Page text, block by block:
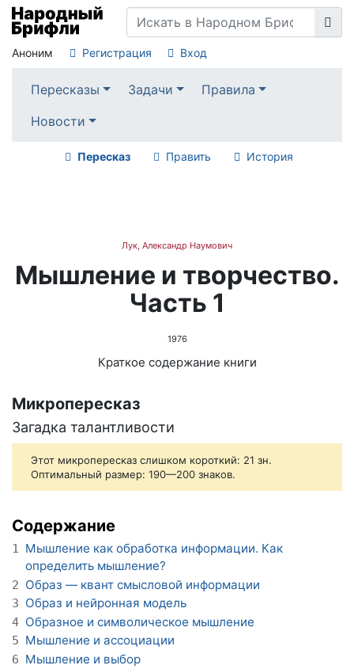
Аноним Регистрация Вход
Пересказы Задачи
Правила
Новости
Пересказ Править История
Лук, Александр Наумович
Мышление и творчество.
Часть 1
1976
Краткое содержание книги
Микропересказ
Загадка талантливости
Этот микропересказ слишком короткий: 21 зн.
Оптимальный размер: 190—200 знаков.
Содержание
1 Мышление как обработка информации. Как
определить мышление?
2 Образ — квант смысловой информации
3 Образ и нейронная модель
4 Образное и символическое мышление
5 Мышление и ассоциации
6 Мышление и выбор